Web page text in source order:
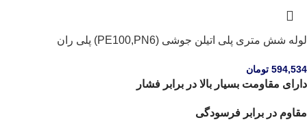
لوله شش متری پلی اتیلن جوشی (PE100,PN6) پلی ران
594,534 تومان
دارای مقاومت بسیار بالا در برابر فشار
مقاوم در برابر فرسودگی